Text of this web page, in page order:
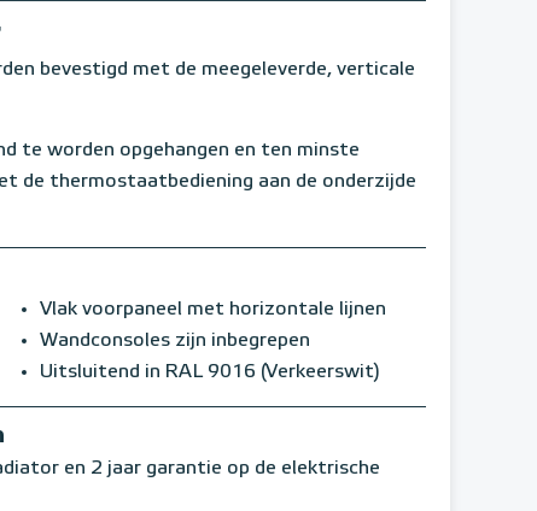
bevestigd met de meegeleverde, verticale
te worden opgehangen en ten minste
de thermostaatbediening aan de onderzijde
Vlak voorpaneel met horizontale lijnen
Wandconsoles zijn inbegrepen
Uitsluitend in RAL 9016 (Verkeerswit)
en 2 jaar garantie op de elektrische